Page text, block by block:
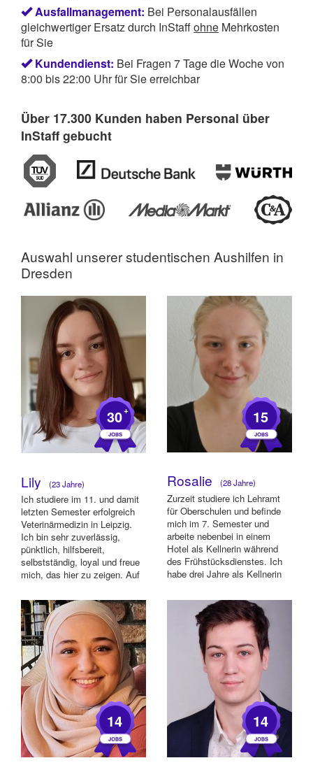
Ausfallmanagement: Bei Personalausfällen
gleichwertiger Ersatz durch InStaffohne Mehrkosten
für Sie
Kundendienst: Bei Fragen 7 Tage die Woche von
8:00 bis 22:00 Uhr für Sie erreichbar
Über 17.300 Kunden haben Personal über
InStaff gebucht
Auswahl unsererstudentischen Aushilfen in
Dresden
30+
Lily (23 Jahre)
Ich studiere im 11. und damit
letzten Semester erfolgreich
Veterinärmedizin in Leipzig.
Ich bin sehr zuverlässig,
pünktlich, hilfsbereit,
selbstständig, loyal und freue
mich, das hier zu zeigen. Auf
15
Rosalie (28 Jahre)
Zurzeit studiere ich Lehramt
für Oberschulen und befinde
mich im 7. Semester und
arbeite nebenbei in einem
Hotel als Kellnerin während
des Frühstücksdienstes. Ich
habe drei Jahre als Kellnerin
14 14